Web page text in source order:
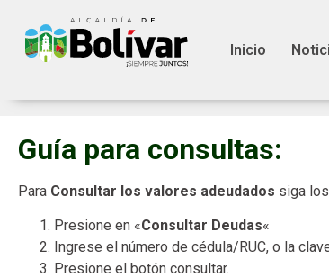
Inicio
Guía para consultas:
Para Consultar los valores adeudados siga
Presione en «Consultar Deudas«
Ingrese el número de cédula/RUC, o la
Presione el botón consultar.